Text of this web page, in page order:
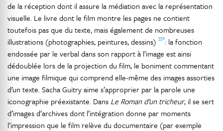
de la réception dont il assure la médiation avec la représentation
visuelle. Le livre dont le film montre les pages ne contient
toutefois pas que du texte, mais également de nombreuses
illustrations (photographies, peintures, dessins) 330: la fonction
endossée par le verbal dans son rapport à l’image est ainsi
dédoublée lors de la projection du film, le boniment commentant
une image filmique qui comprend elle-même des images assorties
d’un texte. Sacha Guitry aime s’approprier par la parole une
iconographie préexistante. Dans Le Roman d’un tricheur, il se sert
d’images d’archives dont l’intégration donne par moments
l’impression que le film relève du documentaire (par exemple